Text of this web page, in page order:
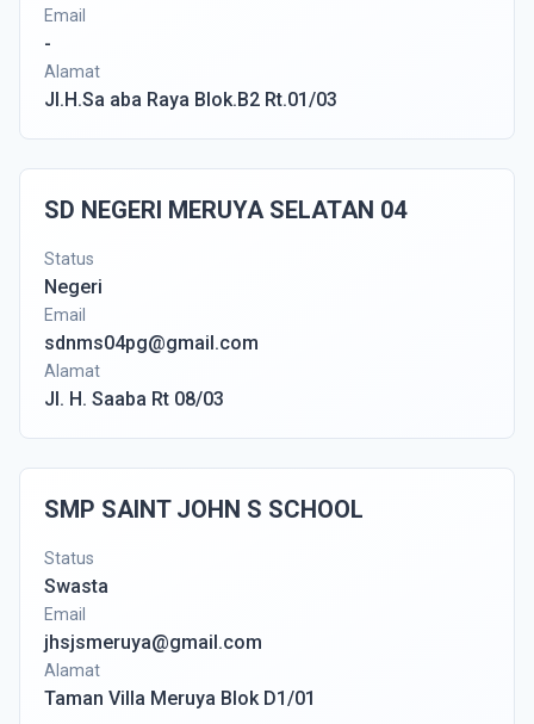
Email
-
Alamat
Jl.H.Sa aba Raya Blok.B2 Rt.01/03
SD NEGERI MERUYA SELATAN 04
Status
Negeri
Email
sdnms04pg@gmail.com
Alamat
Jl. H. Saaba Rt 08/03
SMP SAINT JOHN S SCHOOL
Status
Swasta
Email
jhsjsmeruya@gmail.com
Alamat
Taman Villa Meruya Blok D1/01